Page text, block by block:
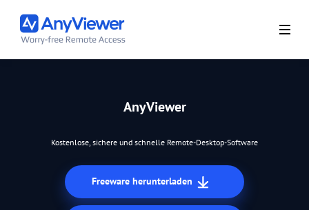
AnyViewer
Kostenlose, sichere und schnelle Remote-Desktop-Software
Freeware herunterladen